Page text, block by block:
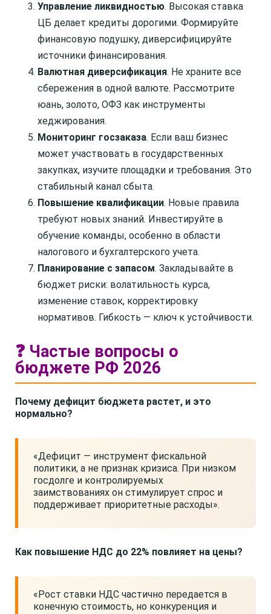
Управление ликвидностью. Высокая ставка
ЦБ делает кредиты дорогими. Формируйте
финансовую подушку, диверсифицируйте
источники финансирования.
Валютная диверсификация. Не храните все
сбережения в одной валюте. Рассмотрите
юань, золото, ОФЗ как инструменты
хеджирования.
Мониторинг госзаказа. Если ваш бизнес
может участвовать в государственных
закупках, изучите площадки и требования. Это
стабильный канал сбыта.
Повышение квалификации. Новые правила
требуют новых знаний. Инвестируйте в
обучение команды, особенно в области
налогового и бухгалтерского учета.
Планирование с запасом. Закладывайте в
бюджет риски: волатильность курса,
изменение ставок, корректировку
нормативов. Гибкость — ключ к устойчивости.
❓ Частые вопросы о
бюджете РФ 2026
Почему дефицит бюджета растет, и это
нормально?
«Дефицит — инструмент фискальной
политики, а не признак кризиса. При низком
госдолге и контролируемых
заимствованиях он стимулирует спрос и
поддерживает приоритетные расходы».
Как повышение НДС до 22% повлияет на цены?
«Рост ставки НДС частично передается в
конечную стоимость, но конкуренция и